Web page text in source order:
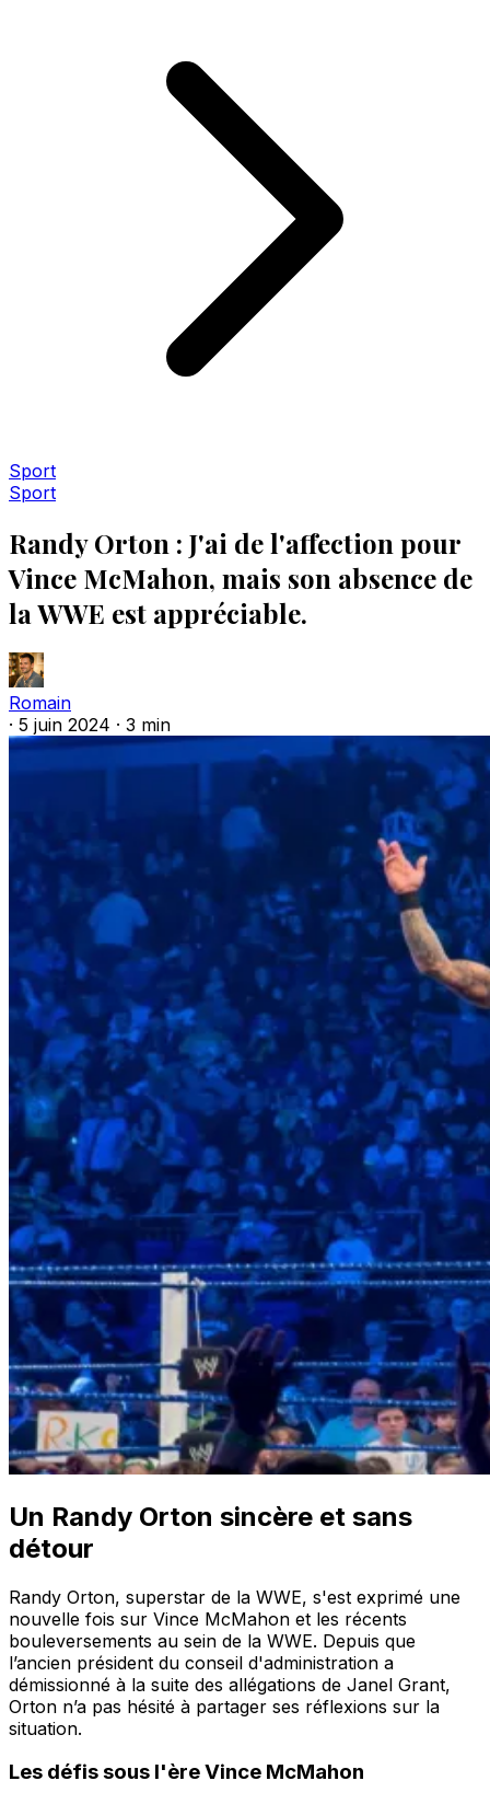
Sport
Sport
Randy Orton : J'ai de l'affection pour
Vince McMahon, mais son absence de
la WWE est appréciable.
Romain
· 5 juin 2024 · 3 min
Un Randy Orton sincère et sans
détour
Randy Orton, superstar de la WWE, s'est exprimé une
nouvelle fois sur Vince McMahon et les récents
bouleversements au sein de la WWE. Depuis que
l’ancien président du conseil d'administration a
démissionné à la suite des allégations de Janel Grant,
Orton n’a pas hésité à partager ses réflexions sur la
situation.
Les défis sous l'ère Vince McMahon